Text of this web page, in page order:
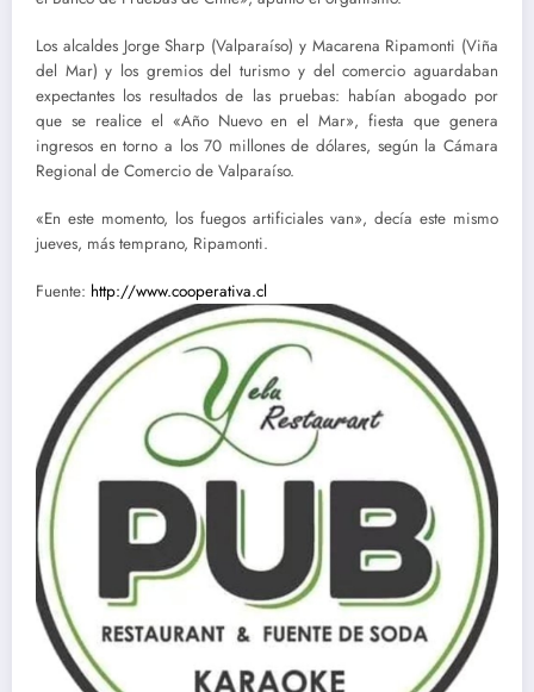
Los alcaldes Jorge Sharp (Valparaíso) y Macarena Ripamonti (Viña
del Mar) y los gremios del turismo y del comercio aguardaban
expectantes los resultados de las pruebas: habían abogado por
que se realice el «Año Nuevo en el Mar», fiesta que genera
ingresos en torno a los 70 millones de dólares, según la Cámara
Regional de Comercio de Valparaíso.
«En este momento, los fuegos artificiales van», decía este mismo
jueves, más temprano, Ripamonti.
Fuente: http://www.cooperativa.cl